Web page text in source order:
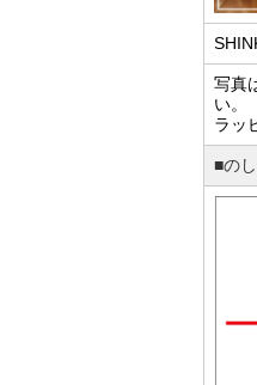
写真
い。
ラッ
■の